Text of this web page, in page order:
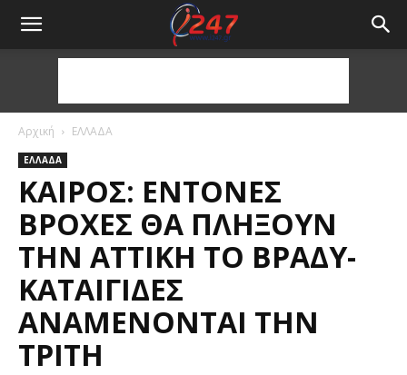
Αρχική ΕΛΛΑΔΑ
ΕΛΛΑΔΑ
ΚΑΙΡΌΣ: ΈΝΤΟΝΕΣ
ΒΡΟΧΈΣ ΘΑ ΠΛΉΞΟΥΝ
ΤΗΝ ΑΤΤΙΚΉ ΤΟ ΒΡΆΔΥ-
ΚΑΤΑΙΓΊΔΕΣ
ΑΝΑΜΈΝΟΝΤΑΙ ΤΗΝ
ΤΡΊΤΗ